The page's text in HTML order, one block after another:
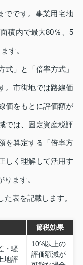
でです。事業用宅地
積内で最大80％、5
す。
式」と「倍率方式」
。市街地では路線価
価をもとに評価額が
では、固定資産税評
を算定する「倍率方
しく理解して活用す
ます。
表を記載します。
節税効果
・騒
地評
10%以上の
評価額減が